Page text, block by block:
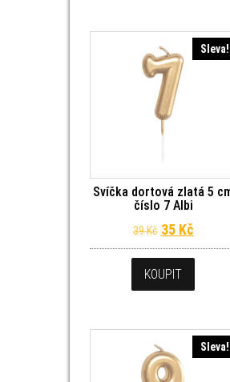
Sleva!
Svíčka dortová zlatá 5
číslo 7 Albi
39Kč Původní
35 Kč
KOUPIT
Sleva!